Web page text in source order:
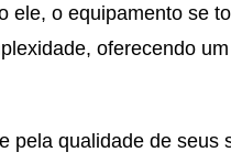
ele, o equipamento se
oferecendo
pela qualidade de seus